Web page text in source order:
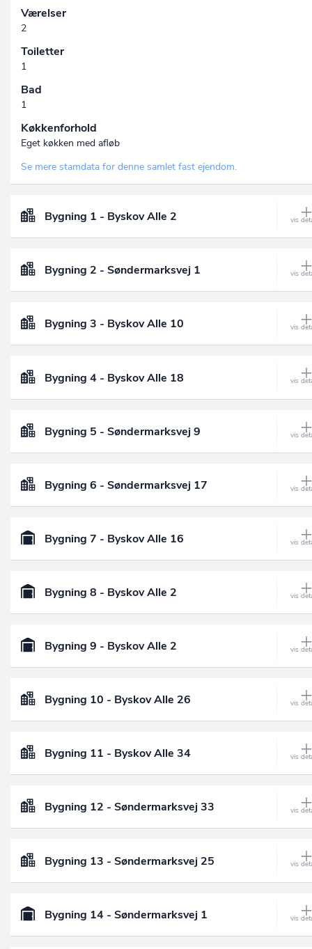
Værelser
2
Toiletter
1
Bad
1
Køkkenforhold
Eget køkken med afløb
Se mere stamdata for denne samlet fast ejendom.
Bygning 1 - Byskov Alle 2
Bygning 2 - Søndermarksvej 1
Bygning 3 - Byskov Alle 10
Bygning 4 - Byskov Alle 18
Bygning 5 - Søndermarksvej 9
Bygning 6 - Søndermarksvej 17
Bygning 7 - Byskov Alle 16
Bygning 8 - Byskov Alle 2
Bygning 9 - Byskov Alle 2
Bygning 10 - Byskov Alle 26
Bygning 11 - Byskov Alle 34
Bygning 12 - Søndermarksvej 33
Bygning 13 - Søndermarksvej 25
Bygning 14 - Søndermarksvej 1